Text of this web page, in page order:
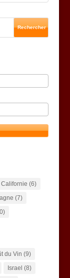
Californie (6)
(7)
du Vin (9)
Israel (8)